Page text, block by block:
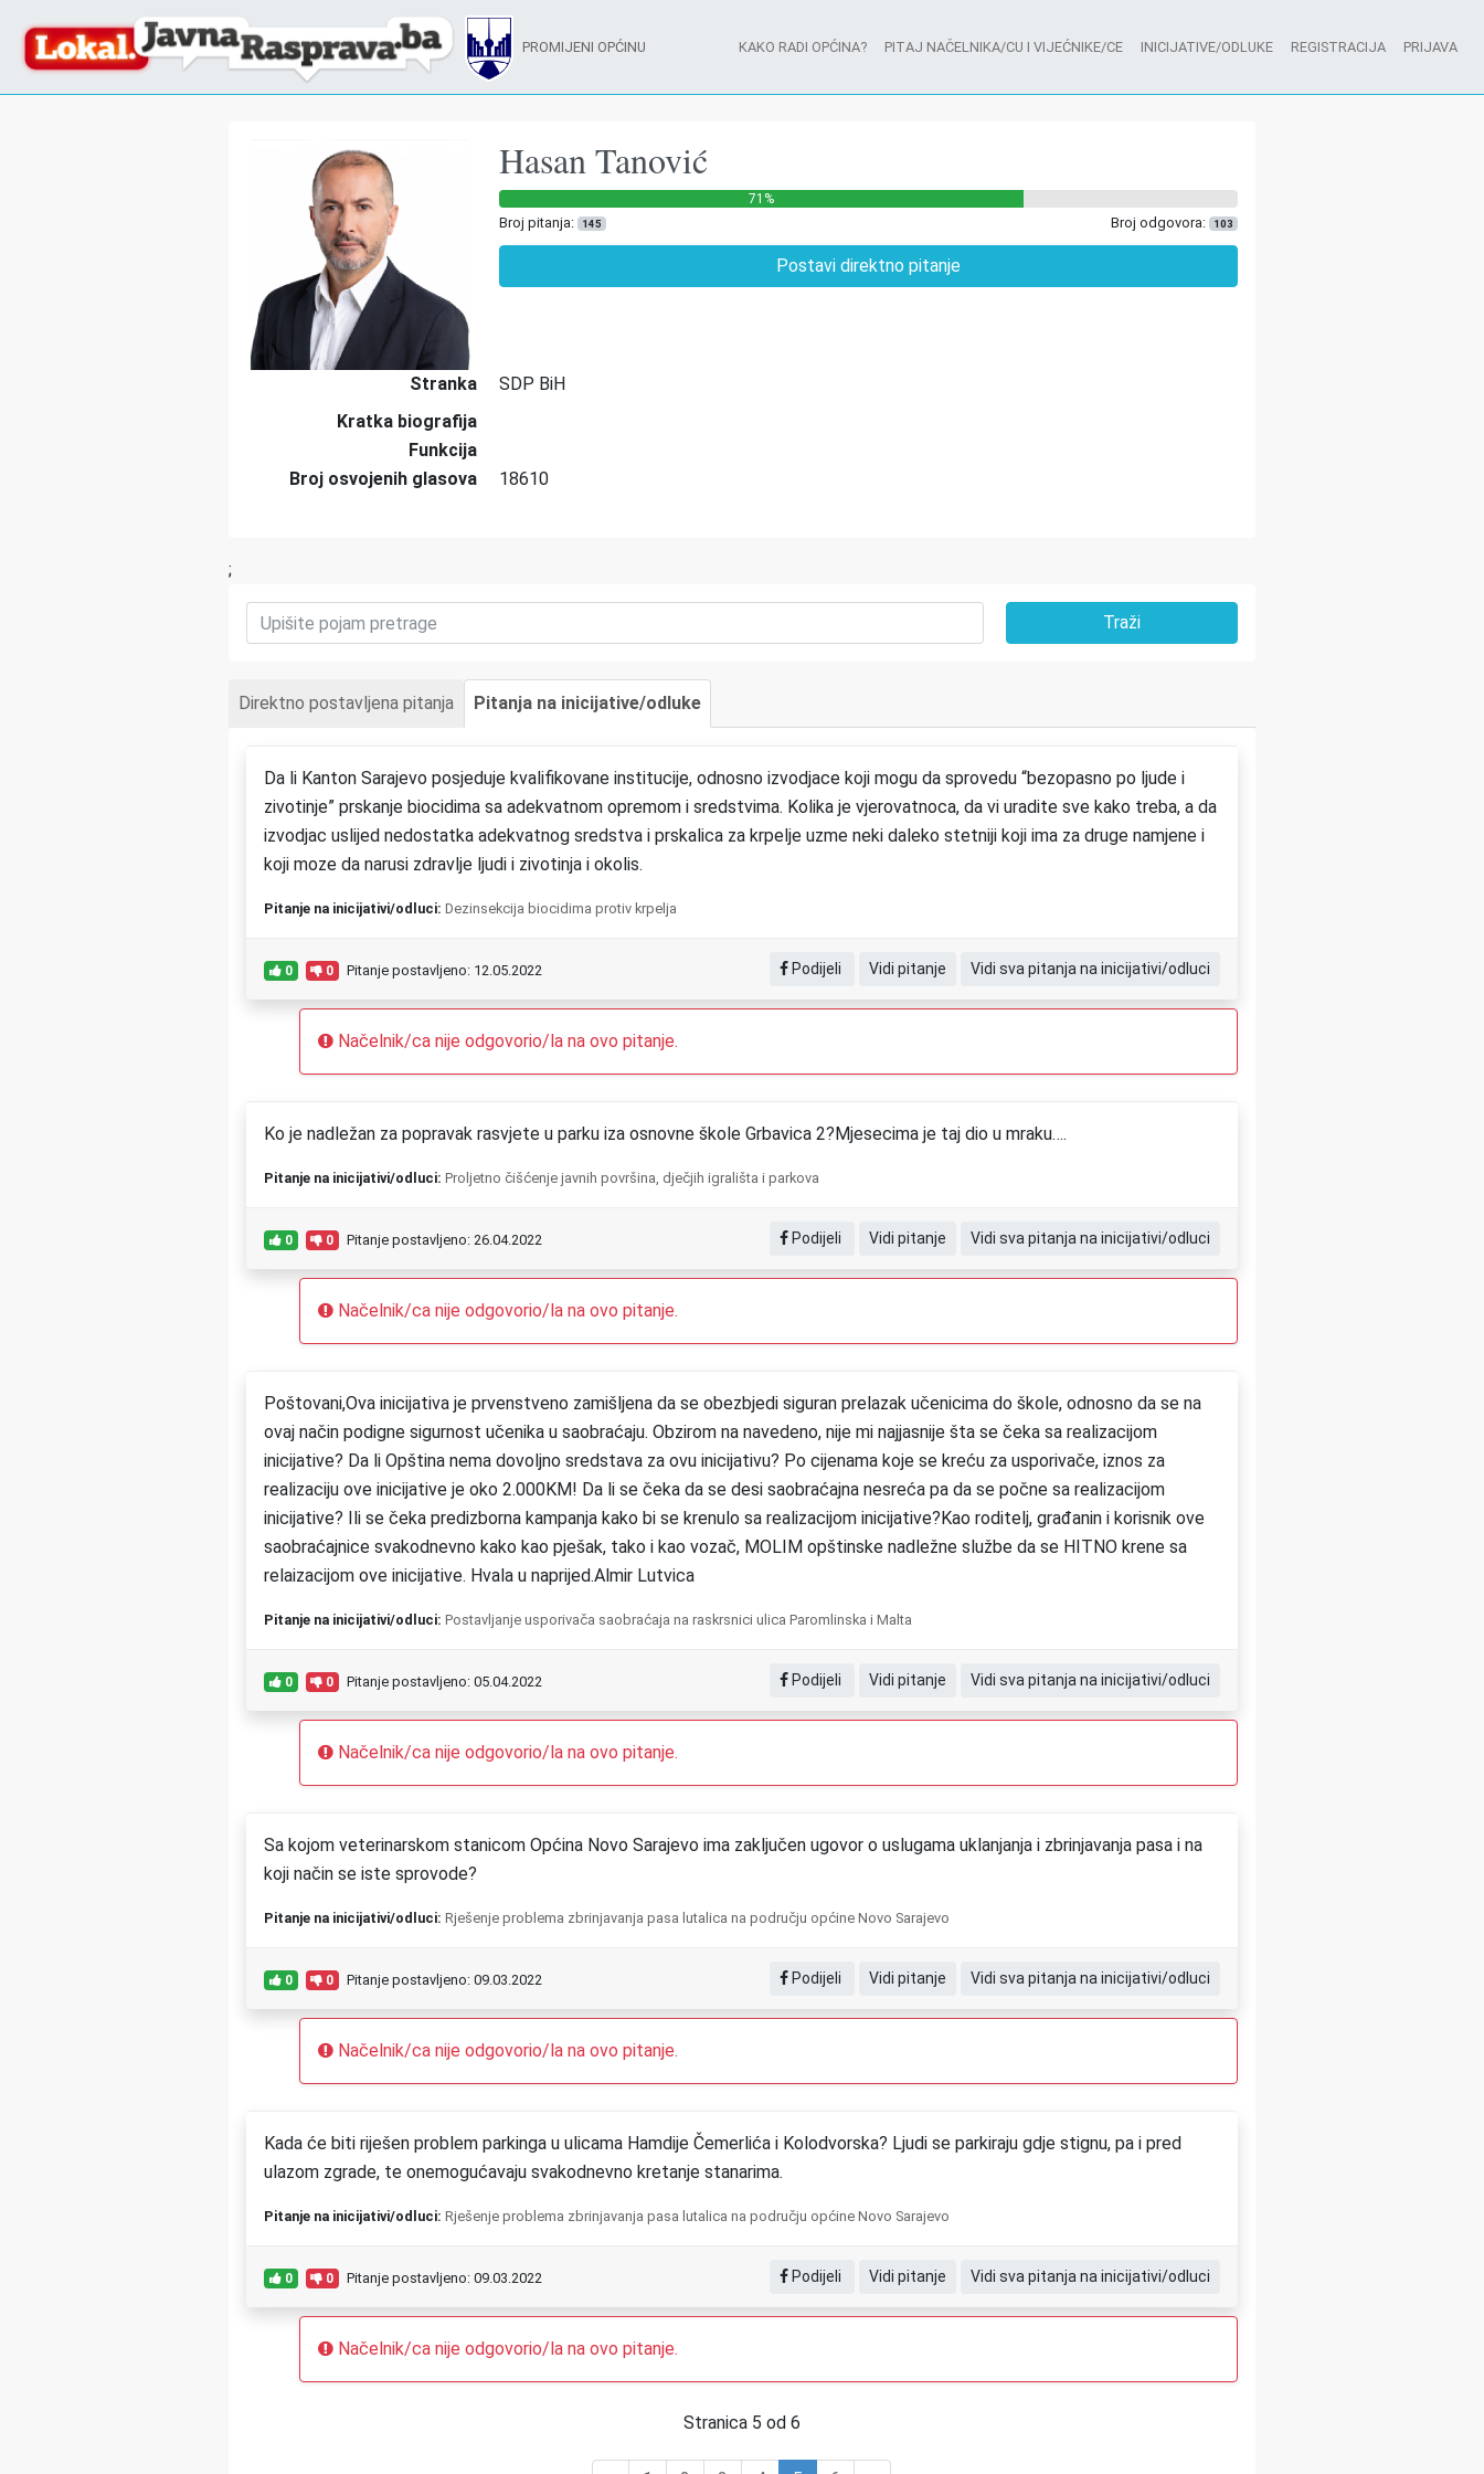
PROMIJENI OPĆINU KAKO RADI OPĆINA? PITAJ NAČELNIKA/CU I VIJEĆNIKE/CE INICIJATIVE/ODLUKE REGISTRACIJA PRIJAVA
Hasan Tanović
71%
Broj pitanja: 145 Broj odgovora: 103
Postavi direktno pitanje
Stranka
SDP BiH
Kratka biografija
Funkcija
Broj osvojenih glasova
18610
;
Direktno postavljena pitanja Pitanja na inicijative/odluke
Da li Kanton Sarajevo posjeduje kvalifikovane institucije, odnosno izvodjace koji mogu da sprovedu “bezopasno po ljude i
zivotinje” prskanje biocidima sa adekvatnom opremom i sredstvima. Kolika je vjerovatnoca, da vi uradite sve kako treba, a da
izvodjac uslijed nedostatka adekvatnog sredstva i prskalica za krpelje uzme neki daleko stetniji koji ima za druge namjene i
koji moze da narusi zdravlje ljudi i zivotinja i okolis.
Pitanje na inicijativi/odluci: Dezinsekcija biocidima protiv krpelja
0 0 Pitanje postavljeno: 12.05.2022 Podijeli Vidi pitanje Vidi sva pitanja na inicijativi/odluci
Načelnik/ca nije odgovorio/la na ovo pitanje.
Ko je nadležan za popravak rasvjete u parku iza osnovne škole Grbavica 2?Mjesecima je taj dio u mraku….
Pitanje na inicijativi/odluci: Proljetno čišćenje javnih površina, dječjih igrališta i parkova
0 0 Pitanje postavljeno: 26.04.2022 Podijeli Vidi pitanje Vidi sva pitanja na inicijativi/odluci
Načelnik/ca nije odgovorio/la na ovo pitanje.
Poštovani,Ova inicijativa je prvenstveno zamišljena da se obezbjedi siguran prelazak učenicima do škole, odnosno da se na
ovaj način podigne sigurnost učenika u saobraćaju. Obzirom na navedeno, nije mi najjasnije šta se čeka sa realizacijom
inicijative? Da li Opština nema dovoljno sredstava za ovu inicijativu? Po cijenama koje se kreću za usporivače, iznos za
realizaciju ove inicijative je oko 2.000KM! Da li se čeka da se desi saobraćajna nesreća pa da se počne sa realizacijom
inicijative? Ili se čeka predizborna kampanja kako bi se krenulo sa realizacijom inicijative?Kao roditelj, građanin i korisnik ove
saobraćajnice svakodnevno kako kao pješak, tako i kao vozač, MOLIM opštinske nadležne službe da se HITNO krene sa
relaizacijom ove inicijative. Hvala u naprijed.Almir Lutvica
Pitanje na inicijativi/odluci: Postavljanje usporivača saobraćaja na raskrsnici ulica Paromlinska i Malta
0 0 Pitanje postavljeno: 05.04.2022 Podijeli Vidi pitanje Vidi sva pitanja na inicijativi/odluci
Načelnik/ca nije odgovorio/la na ovo pitanje.
Sa kojom veterinarskom stanicom Općina Novo Sarajevo ima zaključen ugovor o uslugama uklanjanja i zbrinjavanja pasa i na
koji način se iste sprovode?
Pitanje na inicijativi/odluci: Rješenje problema zbrinjavanja pasa lutalica na području općine Novo Sarajevo
0 0 Pitanje postavljeno: 09.03.2022 Podijeli Vidi pitanje Vidi sva pitanja na inicijativi/odluci
Načelnik/ca nije odgovorio/la na ovo pitanje.
Kada će biti riješen problem parkinga u ulicama Hamdije Čemerlića i Kolodvorska? Ljudi se parkiraju gdje stignu, pa i pred
ulazom zgrade, te onemogućavaju svakodnevno kretanje stanarima.
Pitanje na inicijativi/odluci: Rješenje problema zbrinjavanja pasa lutalica na području općine Novo Sarajevo
0 0 Pitanje postavljeno: 09.03.2022 Podijeli Vidi pitanje Vidi sva pitanja na inicijativi/odluci
Načelnik/ca nije odgovorio/la na ovo pitanje.
Stranica 5 od 6